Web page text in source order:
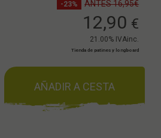
-23% ANTES 16,95€
12,90 €
21.00% IVAinc.
Tienda de patines y longboard
AÑADIR A CESTA